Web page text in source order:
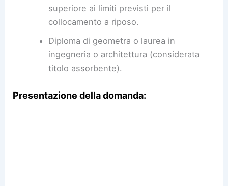
superiore ai limiti previsti per il
collocamento a riposo.
Diploma di geometra o laurea in
ingegneria o architettura (considerata
titolo assorbente).
Presentazione della domanda: